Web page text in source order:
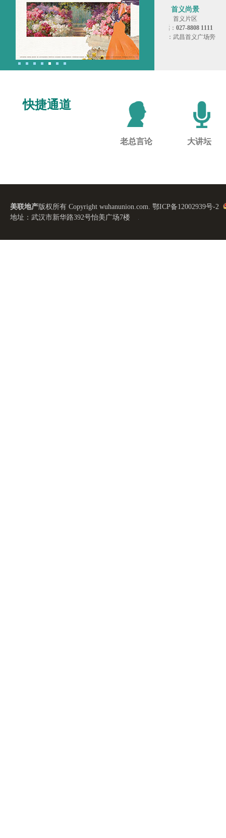
西马名仕
汇聚一城繁华
电话：027-8578 8222
地址：汉口西马路25号
首义尚景
首义片区
027-8808 1111
地址：武昌首义广场旁
快捷通道
老总言论 大讲坛
美联地产版权所有 Copyright wuhanunion.com. 鄂ICP备12002939号-2
地址：武汉市新华路392号怡美广场7楼